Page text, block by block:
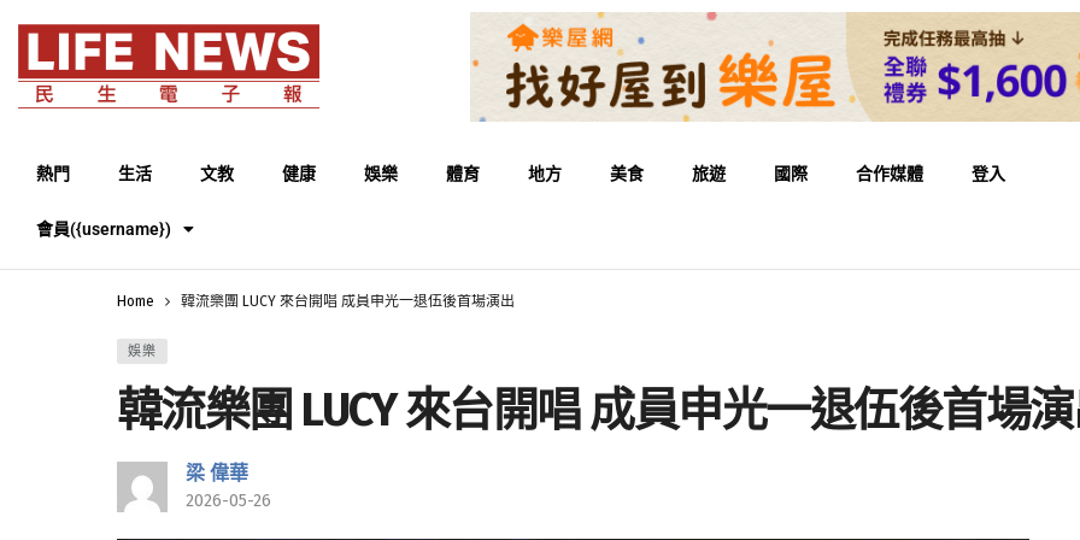
熱門 生活 文教 健康 娛樂 體育 地方 美食 旅遊 國際 合作媒體 登入
會員({username})
Home 韓流樂團 LUCY 來台開唱 成員申光一退伍後首場演出
娛樂
韓流樂團 LUCY 來台開唱 成員申光一退伍後首場
梁 偉華
2026-05-26